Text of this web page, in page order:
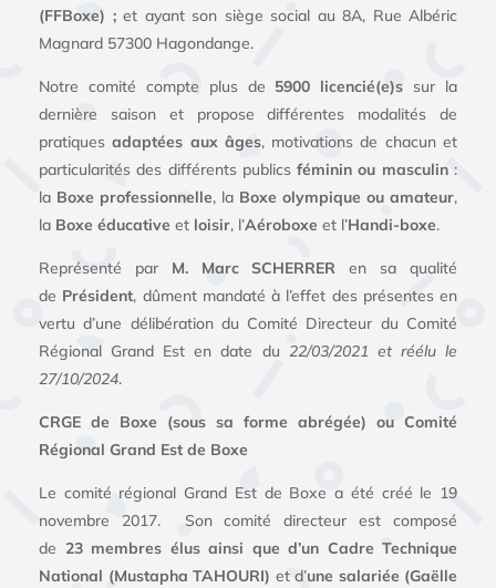
(FFBoxe) ; et ayant son siège social au 8A, Rue Albéric
Magnard 57300 Hagondange.
Notre comité compte plus de 5900 licencié(e)s sur la
dernière saison et propose différentes modalités de
pratiques adaptées aux âges, motivations de chacun et
particularités des différents publicsféminin ou masculin:
la Boxe professionnelle, la Boxe olympique ou amateur,
la Boxe éducative et loisir, l’Aéroboxe et l’Handi-boxe.
Représenté par M. Marc SCHERRER en sa qualité
de Président, dûment mandaté à l’effet des présentes en
vertu d’une délibération du Comité Directeur du Comité
Régional Grand Est en date du 22/03/2021 et réélu le
27/10/2024.
CRGE de Boxe (sous sa forme abrégée) ou Comité
Régional Grand Est de Boxe
Le comité régional Grand Est de Boxe a été créé le 19
novembre 2017. Son comité directeur est composé
de 23 membres élus ainsi que d’un Cadre Technique
National (Mustapha TAHOURI) et d’une salariée (Gaëlle